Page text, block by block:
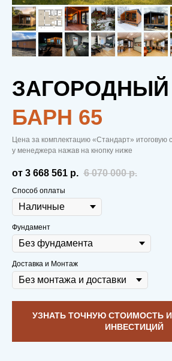
БАРН 65
Цена за комплектацию «Стандарт» итоговую
у менеджера нажав на кнопку ниже
от 3 668 561 р. 6 070 000 р.
Способ оплаты
Фундамент
Доставка и Монтаж
УЗНАТЬ ТОЧНУЮ СТОИМОСТЬ
ИНВЕСТИЦИЙ